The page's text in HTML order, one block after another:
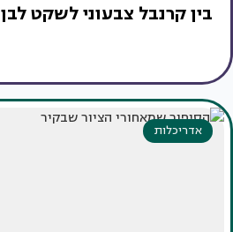
בין קרנבל צבעוני לשקט לבן
אדריכלות